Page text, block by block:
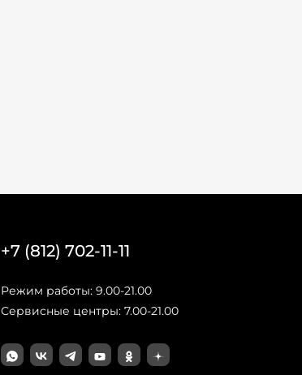
+7 (812) 702-11-11
Режим работы: 9.00-21.00
Сервисные центры: 7.00-21.00